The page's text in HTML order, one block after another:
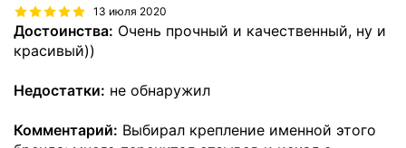
13 июля 2020
Достоинства: Очень прочный и качественный, ну и
красивый))
Недостатки: не обнаружил
Комментарий: Выбирал крепление именной этого